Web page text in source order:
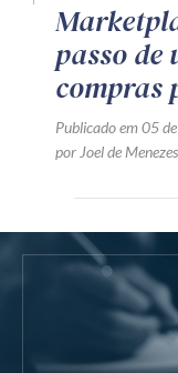
passo de
compras
Publicado em 05
por Joel de